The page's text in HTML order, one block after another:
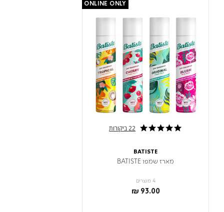
5.0 star rating 22 ביקורות
ONLINE ONLY
BATISTE
מארז שמפו BATISTE
4 מוצרים
₪ 93.00